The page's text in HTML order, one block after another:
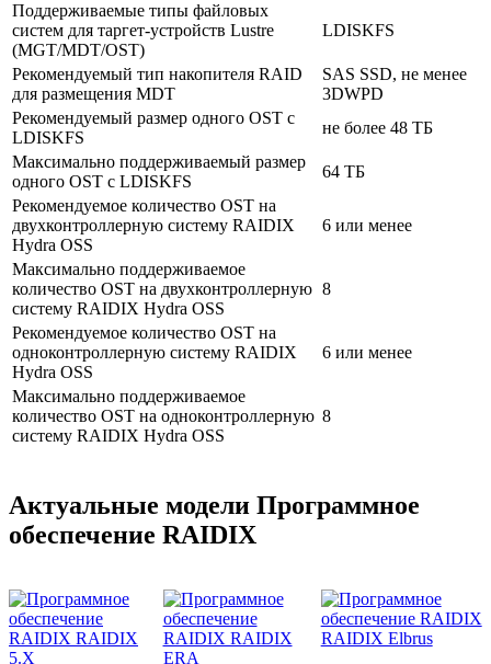
Поддерживаемые типы файловых
систем для таргет-устройств Lustre
(MGT/MDT/OST)
LDISKFS
Рекомендуемый тип накопителя RAID
для размещения MDT
SAS SSD, не менее
3DWPD
Рекомендуемый размер одного OST с
LDISKFS
не более 48 ТБ
Максимально поддерживаемый размер
одного OST с LDISKFS
64 ТБ
Рекомендуемое количество OST на
двухконтроллерную систему RAIDIX
Hydra OSS
6 или менее
Максимально поддерживаемое
количество OST на двухконтроллерную
систему RAIDIX Hydra OSS
8
Рекомендуемое количество OST на
одноконтроллерную систему RAIDIX
Hydra OSS
6 или менее
Максимально поддерживаемое
количество OST на одноконтроллерную
систему RAIDIX Hydra OSS
8
Актуальные модели Программное
обеспечение RAIDIX